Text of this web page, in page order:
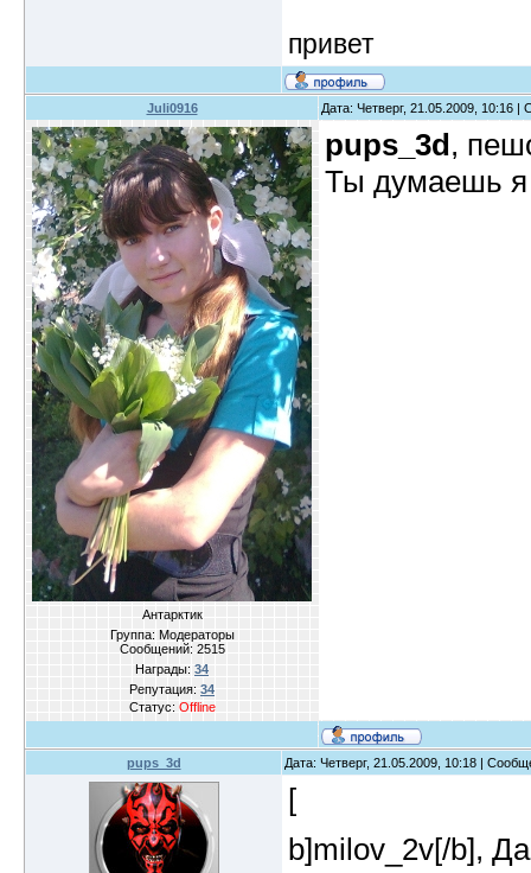
привет
Juli0916 Дата: Четверг, 21.05.2009, 10:16
Антарктик
Группа: Модераторы
Сообщений: 2515
Награды: 34
Репутация: 34
Статус: Offline
pups_3d,
Ты думаешь я
pups_3d Дата: Четверг, 21.05.2009, 10:18 |
[
b]milov_2v[/b],